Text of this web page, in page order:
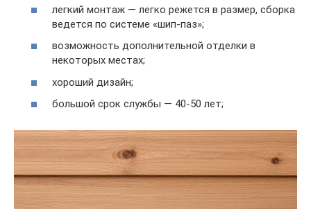
легкий монтаж — легко режется в размер, сборка
ведется по системе «шип-паз»;
возможность дополнительной отделки в
некоторых местах;
хороший дизайн;
большой срок службы — 40-50 лет;